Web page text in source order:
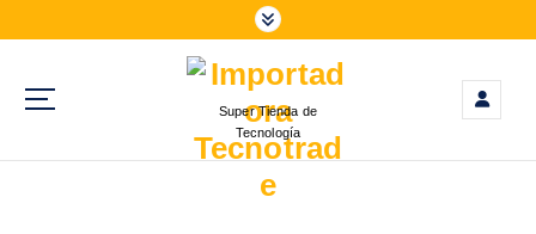
a
Super Tienda de
Tecnología